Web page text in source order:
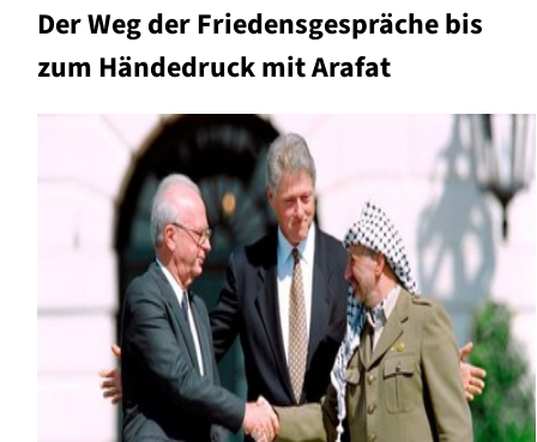
Der Weg der Friedensgespräche bis
zum Händedruck mit Arafat